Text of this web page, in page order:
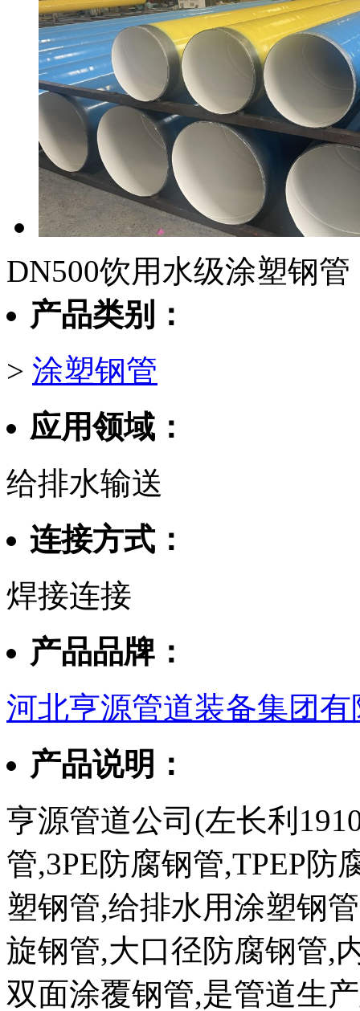
DN500饮用水级涂塑钢管
产品类别：
> 涂塑钢管
应用领域：
给排水输送
连接方式：
焊接连接
产品品牌：
河北亨源管道装备集团有
产品说明：
亨源管道公司(左长利
管,3PE防腐钢管,TPEP
塑钢管,给排水用涂塑钢
旋钢管,大口径防腐钢管,
双面涂覆钢管,是管道生